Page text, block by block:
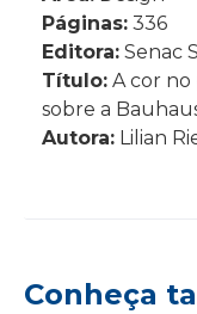
Páginas: 336
Editora: Senac
Título: A cor no
sobre a
Autora: Lilian
Conheça